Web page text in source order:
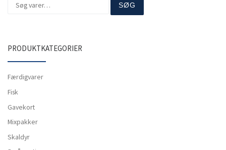
SØG
PRODUKTKATEGORIER
Færdigvarer
Fisk
Gavekort
Mixpakker
Skaldyr